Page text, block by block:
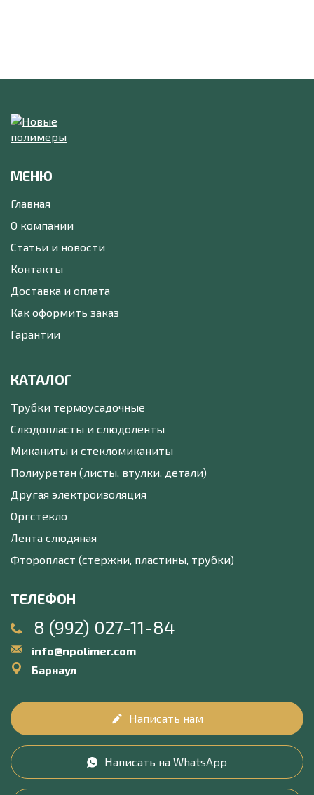
МЕНЮ
Главная
О компании
Статьи и новости
Контакты
Доставка и оплата
Как оформить заказ
Гарантии
КАТАЛОГ
Трубки термоусадочные
Слюдопласты и слюдоленты
Миканиты и стекломиканиты
Полиуретан (листы, втулки, детали)
Другая электроизоляция
Оргстекло
Лента слюдяная
Фторопласт (стержни, пластины, трубки)
ТЕЛЕФОН
8 (992) 027-11-84
info@npolimer.com
Барнаул
Написать нам
Написать на WhatsApp